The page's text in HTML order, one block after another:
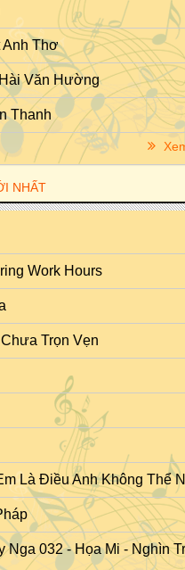
Anh Thơ
Văn Hường
Thanh
NHẤT
Work Hours
Trọn Vẹn
Là Điều Anh Không Thể
Nga 032 - Họa Mi - Nghìn